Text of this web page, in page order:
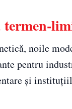
noile
pentru
și